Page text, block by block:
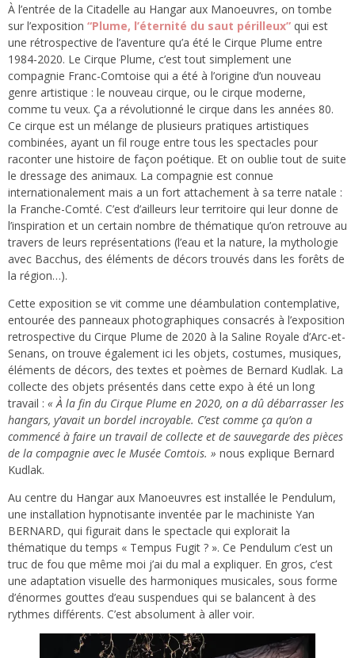
À l’entrée de la Citadelle au Hangar aux Manoeuvres, on tombe
sur l’exposition “Plume, l’éternité du saut périlleux” qui est
une rétrospective de l’aventure qu’a été le Cirque Plume entre
1984-2020. Le Cirque Plume, c’est tout simplement une
compagnie Franc-Comtoise qui a été à l’origine d’un nouveau
genre artistique : le nouveau cirque, ou le cirque moderne,
comme tu veux. Ça a révolutionné le cirque dans les années 80.
Ce cirque est un mélange de plusieurs pratiques artistiques
combinées, ayant un fil rouge entre tous les spectacles pour
raconter une histoire de façon poétique. Et on oublie tout de suite
le dressage des animaux. La compagnie est connue
internationalement mais a un fort attachement à sa terre natale :
la Franche-Comté. C’est d’ailleurs leur territoire qui leur donne de
l’inspiration et un certain nombre de thématique qu’on retrouve au
travers de leurs représentations (l’eau et la nature, la mythologie
avec Bacchus, des éléments de décors trouvés dans les forêts de
la région…).
Cette exposition se vit comme une déambulation contemplative,
entourée des panneaux photographiques consacrés à l’exposition
retrospective du Cirque Plume de 2020 à la Saline Royale d’Arc-et-
Senans, on trouve également ici les objets, costumes, musiques,
éléments de décors, des textes et poèmes de Bernard Kudlak. La
collecte des objets présentés dans cette expo à été un long
travail : « À la fin du Cirque Plume en 2020, on a dû débarrasser les
hangars, y’avait un bordel incroyable. C’est comme ça qu’on a
commencé à faire un travail de collecte et de sauvegarde des pièces
de la compagnie avec le Musée Comtois. » nous explique Bernard
Kudlak.
Au centre du Hangar aux Manoeuvres est installée le Pendulum,
une installation hypnotisante inventée par le machiniste Yan
BERNARD, qui figurait dans le spectacle qui explorait la
thématique du temps « Tempus Fugit ? ». Ce Pendulum c’est un
truc de fou que même moi j’ai du mal a expliquer. En gros, c’est
une adaptation visuelle des harmoniques musicales, sous forme
d’énormes gouttes d’eau suspendues qui se balancent à des
rythmes différents. C’est absolument à aller voir.